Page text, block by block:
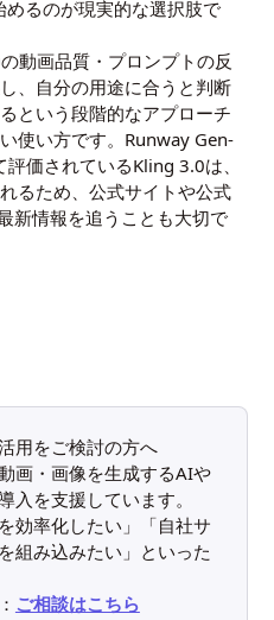
るのが現実的な選択肢で
動画品質・プロンプトの反
、自分の用途に合うと判断
という段階的なアプローチ
使い方です。Runway Gen-
価されているKling 3.0は、
るため、公式サイトや公式
新情報を追うことも大切で
用をご検討の方へ
画・画像を生成するAIや
入を支援しています。
効率化したい」「自社サ
組み込みたい」といった
ご相談はこちら